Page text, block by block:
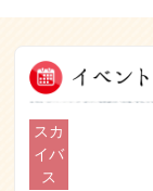
スカ
イバ
ス